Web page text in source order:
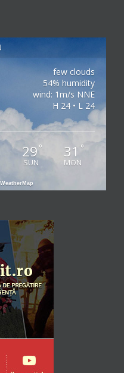
few clouds
54% humidity
wind: 1m/s NNE
H 24 • L 24
29 °
SUN
31 °
MON